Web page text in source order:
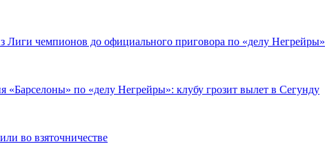
Лиги чемпионов до официального приговора по «делу Негрейры»
«Барселоны» по «делу Негрейры»: клубу грозит вылет в Сегунду
во взяточничестве